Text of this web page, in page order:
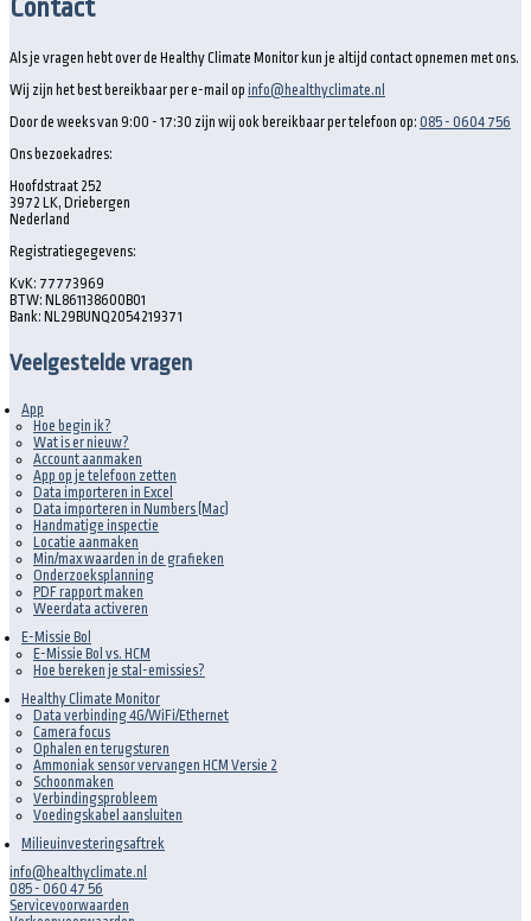
Contact
Als je vragen hebt over de Healthy Climate Monitor kun je altijd contact opnemen met ons.
Wij zijn het best bereikbaar per e-mail op info@healthyclimate.nl
Door de weeks van 9:00 - 17:30 zijn wij ook bereikbaar per telefoon op: 085 - 0604 756
Ons bezoekadres:
Hoofdstraat 252
3972 LK, Driebergen
Nederland
Registratiegegevens:
KvK: 77773969
BTW: NL861138600B01
Bank: NL29BUNQ2054219371
Veelgestelde vragen
App
Hoe begin ik?
Wat is er nieuw?
Account aanmaken
App op je telefoon zetten
Data importeren in Excel
Data importeren in Numbers (Mac)
Handmatige inspectie
Locatie aanmaken
Min/max waarden in de grafieken
Onderzoeksplanning
PDF rapport maken
Weerdata activeren
E-Missie Bol
E-Missie Bol vs. HCM
Hoe bereken je stal-emissies?
Healthy Climate Monitor
Data verbinding 4G/WiFi/Ethernet
Camera focus
Ophalen en terugsturen
Ammoniak sensor vervangen HCM Versie 2
Schoonmaken
Verbindingsprobleem
Voedingskabel aansluiten
Milieuinvesteringsaftrek
info@healthyclimate.nl
085 - 060 47 56
Servicevoorwaarden